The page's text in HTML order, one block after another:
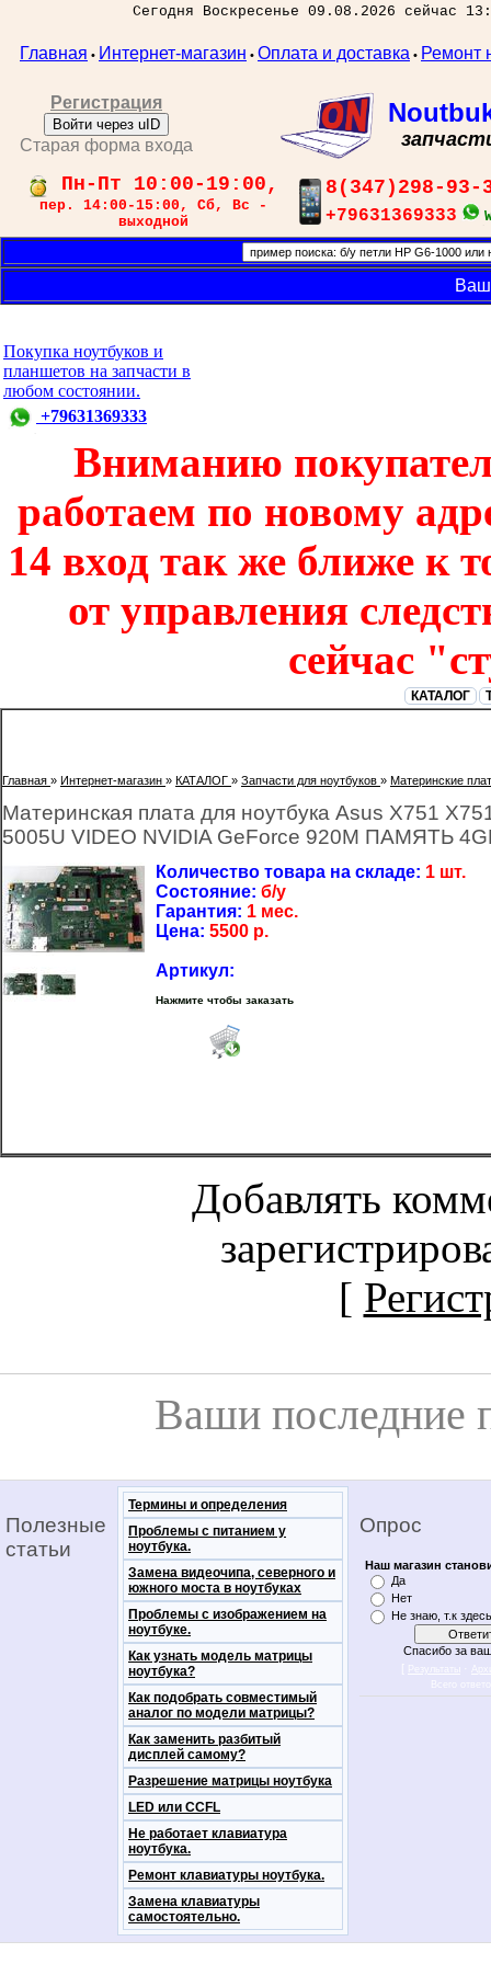
Сегодня Воскресенье 09.08.2026 сейчас
Главная • Интернет-магазин • Оплата и доставка • Ремонт
Регистрация
Войти через uID
Старая форма входа
Пн-Пт 10:00-19:00,
пер. 14:00-15:00, Сб, Вс -
выходной
8(347)298-93-
+79631369333
Покупка ноутбуков и
планшетов на запчасти в
любом состоянии.
+79631369333
Вниманию
работаем по новому
14 вход так же ближе к
от управления
сейчас
КАТАЛОГ
Главная » Интернет-магазин » КАТАЛОГ » Запчасти для ноутбуков » Материнские
Материнская плата для ноутбука Asus X751
5005U VIDEO NVIDIA GeForce 920M ПАМЯТЬ
Количество товара на складе: 1 шт.
Состояние: б/у
Гарантия: 1 мес.
Цена: 5500 р.
Артикул:
Нажмите чтобы заказать
Добавлять
[
Ваши последние
Полезные
статьи
Термины и определения
Проблемы с питанием у
ноутбука.
Замена видеочипа, северного и
южного моста в ноутбуках
Проблемы с изображением на
ноутбуке.
Как узнать модель матрицы
ноутбука?
Как подобрать совместимый
аналог по модели матрицы?
Как заменить разбитый
дисплей самому?
Разрешение матрицы ноутбука
LED или CCFL
Не работает клавиатура
ноутбука.
Ремонт клавиатуры ноутбука.
Замена клавиатуры
самостоятельно.
Опрос
Наш магазин
Да
Нет
Не знаю, т.к
Спасибо за